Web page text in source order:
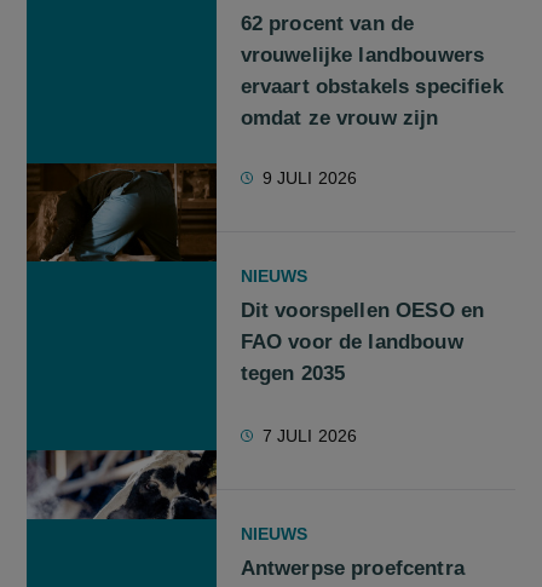
62 procent van de
vrouwelijke landbouwers
ervaart obstakels specifiek
omdat ze vrouw zijn
9 JULI 2026
NIEUWS
Dit voorspellen OESO en
FAO voor de landbouw
tegen 2035
7 JULI 2026
NIEUWS
Antwerpse proefcentra